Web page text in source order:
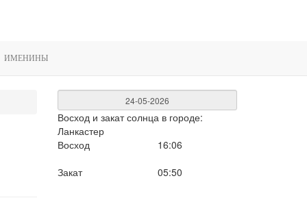
ИМЕНИНЫ
Восход и закат солнца в городе:
Ланкастер
Восход
16:06
Закат
05:50